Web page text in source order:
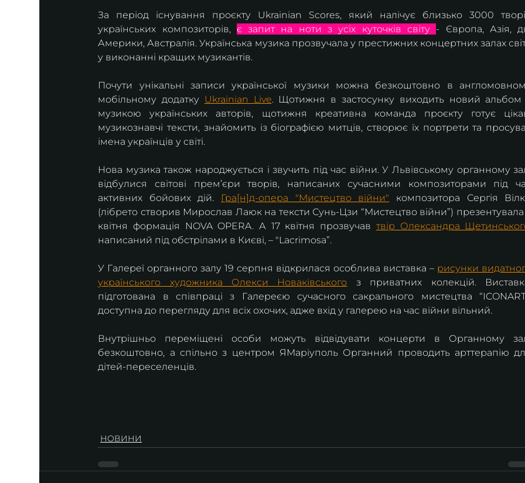
За період існування проєкту Ukrainian Scores, який налічує близько 3000
українських композиторів, є запит на ноти з усіх куточків світу - Європа, Азія,
Америки, Австралія. Українська музика прозвучала у престижних концертних залах
у виконанні кращих музикантів.
Почути унікальні записи української музики можна безкоштовно в
мобільному додатку Ukrainian Live. Щотижня в застосунку виходить новий альбом
музикою українських авторів, щотижня креативна команда проєкту готує
музикознавчі тексти, знайомить із біографією митців, створює їх портрети та
імена українців у світі.
Нова музика також народжується і звучить під час війни. У Львівському органному
відбулися світові премʼєри творів, написаних сучасними композиторами під
активних бойових дій.
Гра[н]д-опера "Мистецтво війни" композитора Сергія
(лібрето створив Мирослав Лаюк на тексти Сунь-Цзи “Мистецтво війни”) презентувала
квітня формація NOVA OPERA. А 17 квітня прозвучав твір Олександра
написаний під обстрілами в Києві, – "Lacrimosa”.
У Галереї органного залу 19 серпня відкрилася особлива виставка – рисунки
українського художника Олекси Новаківського з приватних колекцій.
підготована в співпраці з Галереєю сучасного сакрального мистецтва
доступна до перегляду для всіх охочих, адже вхід у галерею на час війни вільний.
Внутрішньо переміщені особи можуть відвідувати концерти в Органному
безкоштовно, а спільно з центром ЯМаріуполь Органний проводить арттерапію
дітей-переселенців.
НОВИНИ